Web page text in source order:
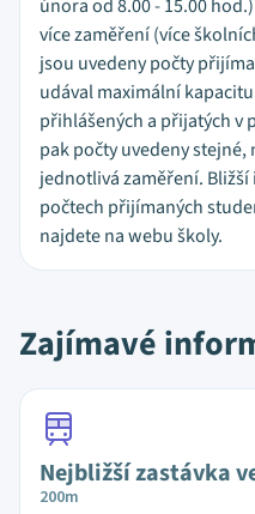
února od 8.00 - 15.00
více zaměření (více
jsou uvedeny počty
udával maximální
přihlášených a přijatých v
pak počty uvedeny
jednotlivá zaměření.
počtech přijímaných
najdete na webu školy.
Zajímavé
Nejbližší zastávka
200m